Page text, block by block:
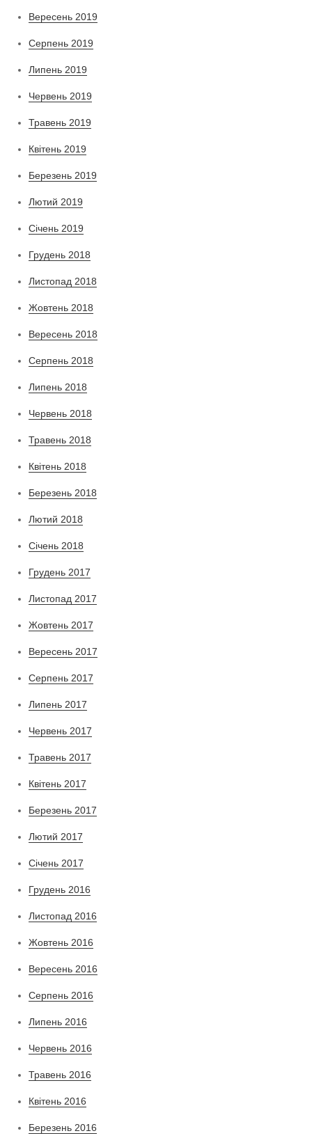
Вересень 2019
Серпень 2019
Липень 2019
Червень 2019
Травень 2019
Квітень 2019
Березень 2019
Лютий 2019
Січень 2019
Грудень 2018
Листопад 2018
Жовтень 2018
Вересень 2018
Серпень 2018
Липень 2018
Червень 2018
Травень 2018
Квітень 2018
Березень 2018
Лютий 2018
Січень 2018
Грудень 2017
Листопад 2017
Жовтень 2017
Вересень 2017
Серпень 2017
Липень 2017
Червень 2017
Травень 2017
Квітень 2017
Березень 2017
Лютий 2017
Січень 2017
Грудень 2016
Листопад 2016
Жовтень 2016
Вересень 2016
Серпень 2016
Липень 2016
Червень 2016
Травень 2016
Квітень 2016
Березень 2016